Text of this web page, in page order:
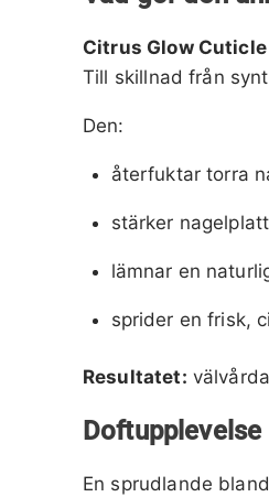
Citrus Glow Cuticle
Till skillnad från
Den:
återfuktar torra
stärker
lämnar en
sprider en frisk,
Resultatet:
Doftupplevelse
En sprudlande